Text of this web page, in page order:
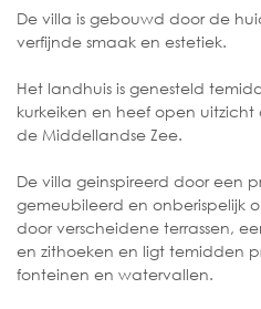
De villa is gebouwd door de
verfijnde smaak en estetiek.
Het landhuis is genesteld
kurkeiken en heef open
de Middellandse Zee.
De villa geinspireerd door een
gemeubileerd en onberispelijk
door verscheidene terrassen,
en zithoeken en ligt temidden
fonteinen en watervallen.